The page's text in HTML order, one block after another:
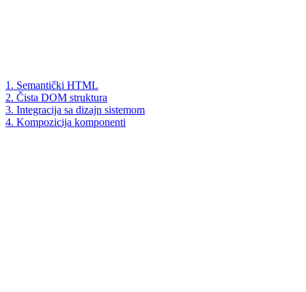
1. Semantički HTML
2. Čista DOM struktura
3. Integracija sa dizajn sistemom
4. Kompozicija komponenti